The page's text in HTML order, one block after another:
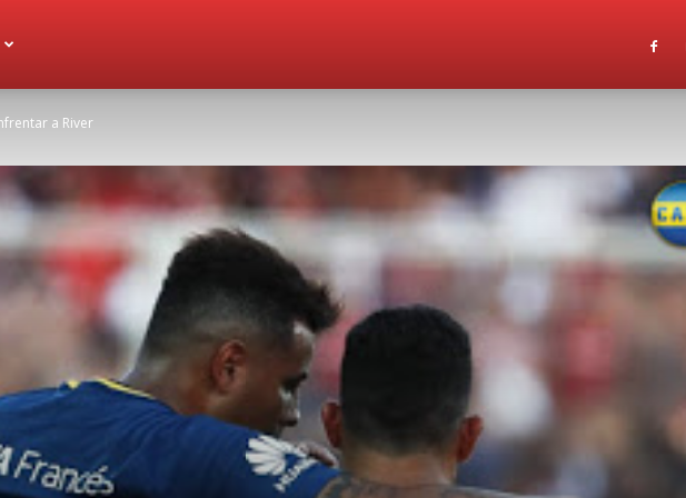
a River